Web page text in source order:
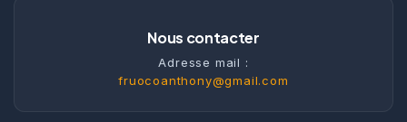
Nous contacter
Adresse mail :
fruocoanthony@gmail.com